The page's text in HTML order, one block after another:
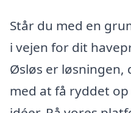
Står du med en
i vejen for dit
Øsløs er løsningen,
med at få ryddet